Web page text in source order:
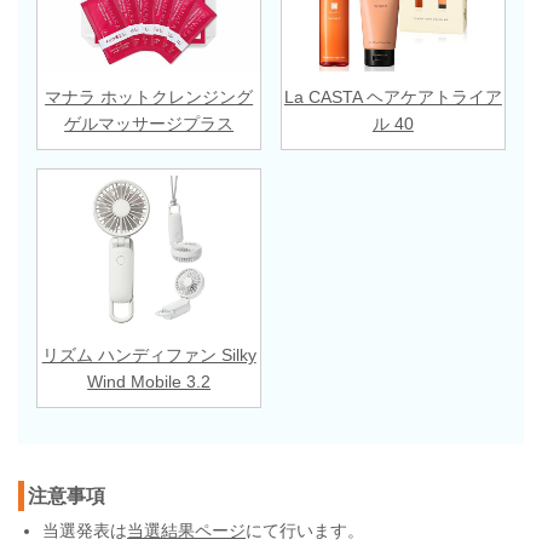
マナラ ホットクレンジング
ゲルマッサージプラス
La CASTA ヘアケアトライア
ル 40
リズム ハンディファン Silky
Wind Mobile 3.2
注意事項
当選発表は当選結果ページにて行います。